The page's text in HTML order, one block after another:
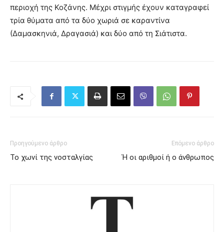
περιοχή της Κοζάνης. Μέχρι στιγμής έχουν καταγραφεί
τρία θύματα από τα δύο χωριά σε καραντίνα
(Δαμασκηνιά, Δραγασιά) και δύο από τη Σιάτιστα.
Προηγούμενο άρθρο
Το χωνί της νοσταλγίας
Επόμενο άρθρο
Ή οι αριθμοί ή ο άνθρωπος